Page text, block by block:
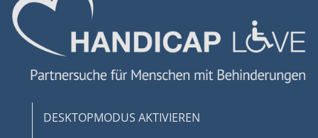
Verwendung von Profilen zur Auswahl
personalisierter Inhalte
Analyse von Zielgruppen durch Statistiken
DESKTOPMODUS AKTIVIEREN